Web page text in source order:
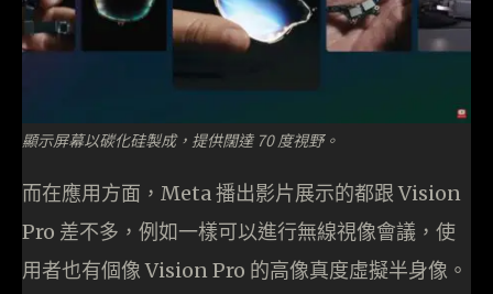
顯示屏幕以碳化硅製成，提供闊達 70 度視野。
而在應用方面，Meta 播出影片展示的都跟 Vision
Pro 差不多，例如一樣可以進行無線視像會議，使
用者也有個像 Vision Pro 的高像真度虛擬半身像。